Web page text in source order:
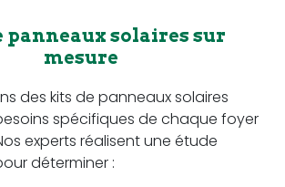
panneaux solaires sur
mesure
des kits de panneaux solaires
spécifiques de chaque foyer
experts réalisent une étude
déterminer :